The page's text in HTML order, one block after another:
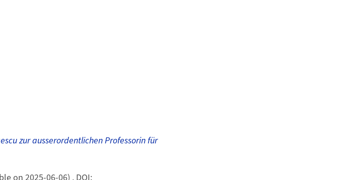
zur ausserordentlichen Professorin für